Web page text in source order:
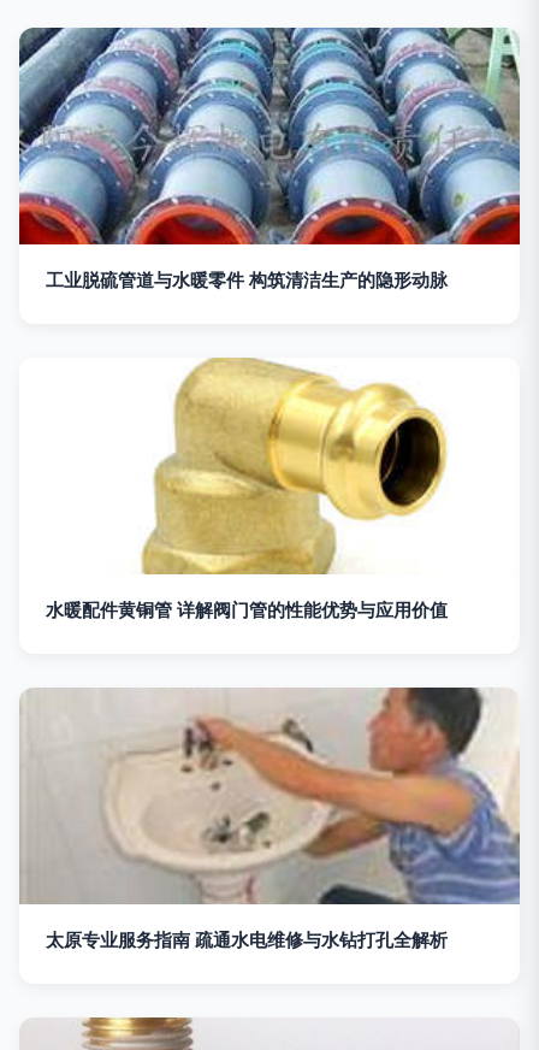
工业脱硫管道与水暖零件 构筑清洁生产的隐形动脉
水暖配件黄铜管 详解阀门管的性能优势与应用价值
太原专业服务指南 疏通水电维修与水钻打孔全解析